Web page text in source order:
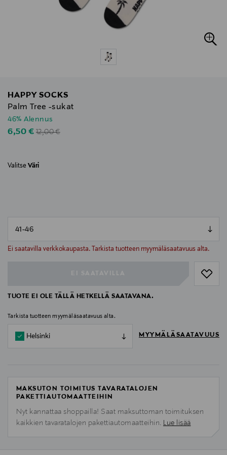
HAPPY SOCKS
Palm Tree -sukat
46% Alennus
Discounted Price
6,50 € Original Price
12,00 €
Valitse Väri
Ei saatavilla verkkokaupasta. Tarkista tuotteen myymäläsaatavuus alta.
null
TUOTE EI OLE TÄLLÄ HETKELLÄ SAATAVANA.
Tarkista tuotteen myymäläsaatavuus alta.
Helsinki MYYMÄLÄSAATAVUUS
MAKSUTON TOIMITUS TAVARATALOJEN
PAKETTIAUTOMAATTEIHIN
Nyt kannattaa shoppailla! Saat maksuttoman toimituksen
kaikkien tavaratalojen pakettiautomaatteihin. Lue lisää